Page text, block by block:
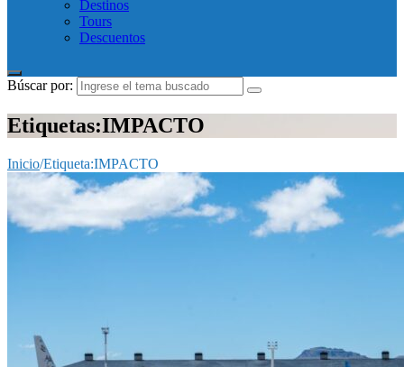
Destinos
Tours
Descuentos
Búscar por:
Etiquetas:IMPACTO
Inicio/Etiqueta:IMPACTO